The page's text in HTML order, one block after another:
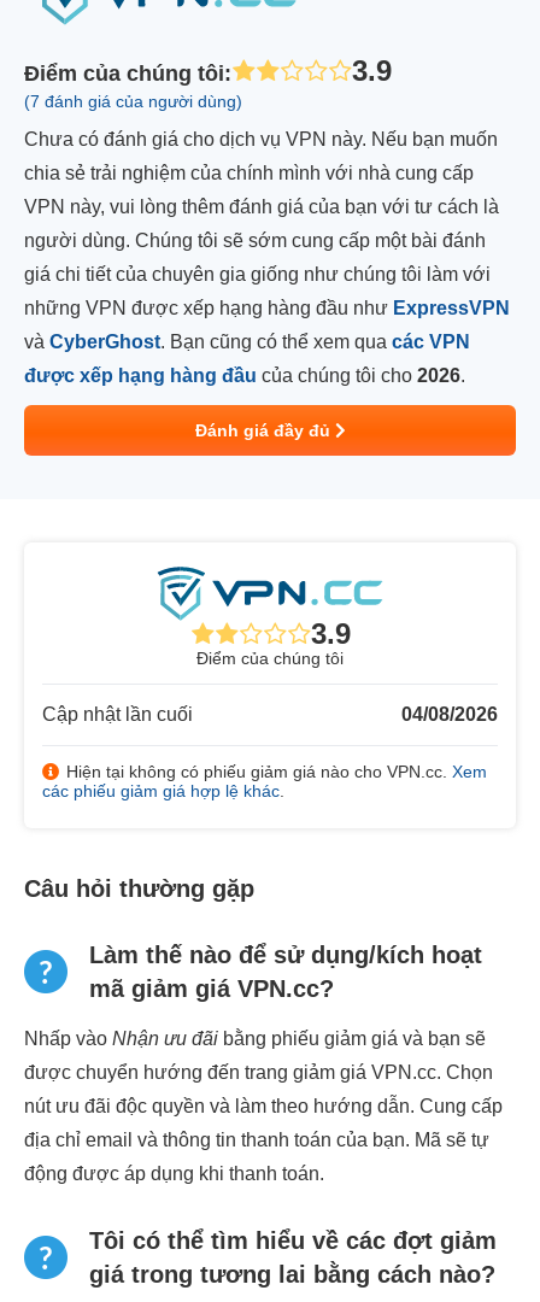
Điểm của chúng tôi: 3.9
(7 đánh giá của người dùng)
Chưa có đánh giá cho dịch vụ VPN này. Nếu bạn muốn
chia sẻ trải nghiệm của chính mình với nhà cung cấp
VPN này, vui lòng thêm đánh giá của bạn với tư cách là
người dùng. Chúng tôi sẽ sớm cung cấp một bài đánh
giá chi tiết của chuyên gia giống như chúng tôi làm với
những VPN được xếp hạng hàng đầu như ExpressVPN
và CyberGhost. Bạn cũng có thể xem qua các VPN
được xếp hạng hàng đầu của chúng tôi cho 2026.
Đánh giá đầy đủ
3.9
Điểm của chúng tôi
Cập nhật lần cuối 04/08/2026
Hiện tại không có phiếu giảm giá nào cho VPN.cc. Xem
các phiếu giảm giá hợp lệ khác
Câu hỏi thường gặp
Làm thế nào để sử dụng/kích hoạt
mã giảm giá VPN.cc?
Nhấp vào Nhận ưu đãi bằng phiếu giảm giá và bạn sẽ
được chuyển hướng đến trang giảm giá VPN.cc. Chọn
nút ưu đãi độc quyền và làm theo hướng dẫn. Cung cấp
địa chỉ email và thông tin thanh toán của bạn. Mã sẽ tự
động được áp dụng khi thanh toán.
Tôi có thể tìm hiểu về các đợt giảm
giá trong tương lai bằng cách nào?